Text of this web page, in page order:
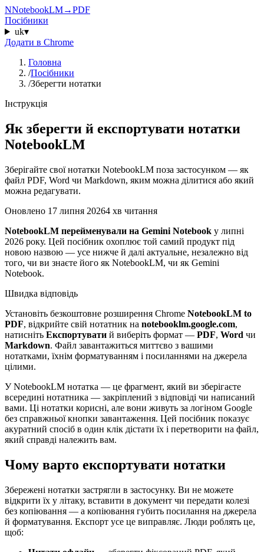
NNotebookLM→PDF
Посібники
uk▾
Додати в Chrome
Головна
/Посібники
/Зберегти нотатки
Інструкція
Як зберегти й експортувати нотатки
NotebookLM
Зберігайте свої нотатки NotebookLM поза застосунком — як
файл PDF, Word чи Markdown, яким можна ділитися або який
можна редагувати.
Оновлено 17 липня 20264 хв читання
NotebookLM перейменували на Gemini Notebook у липні
2026 року. Цей посібник охоплює той самий продукт під
новою назвою — усе нижче й далі актуальне, незалежно від
того, чи ви знаєте його як NotebookLM, чи як Gemini
Notebook.
Швидка відповідь
Установіть безкоштовне розширення Chrome NotebookLM to
PDF, відкрийте свій нотатник на notebooklm.google.com,
натисніть Експортувати й виберіть формат — PDF, Word чи
Markdown. Файл завантажиться миттєво з вашими
нотатками, їхнім форматуванням і посиланнями на джерела
цілими.
У NotebookLM нотатка — це фрагмент, який ви зберігаєте
всередині нотатника — закріплений з відповіді чи написаний
вами. Ці нотатки корисні, але вони живуть за логіном Google
без справжньої кнопки завантаження. Цей посібник показує
акуратний спосіб в один клік дістати їх і перетворити на файл,
який справді належить вам.
Чому варто експортувати нотатки
Збережені нотатки застрягли в застосунку. Ви не можете
відкрити їх у літаку, вставити в документ чи передати колезі
без копіювання — а копіювання губить посилання на джерела
й форматування. Експорт усе це виправляє. Люди роблять це,
щоб: